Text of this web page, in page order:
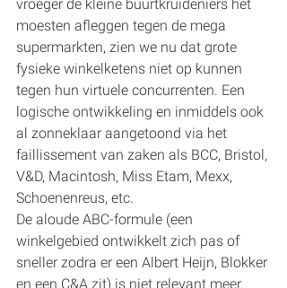
vroeger de kleine buurtkruideniers het
moesten afleggen tegen de mega
supermarkten, zien we nu dat grote
fysieke winkelketens niet op kunnen
tegen hun virtuele concurrenten. Een
logische ontwikkeling en inmiddels ook
al zonneklaar aangetoond via het
faillissement van zaken als BCC, Bristol,
V&D, Macintosh, Miss Etam, Mexx,
Schoenenreus, etc.
De aloude ABC-formule (een
winkelgebied ontwikkelt zich pas of
sneller zodra er een Albert Heijn, Blokker
en een C&A zit) is niet relevant meer.